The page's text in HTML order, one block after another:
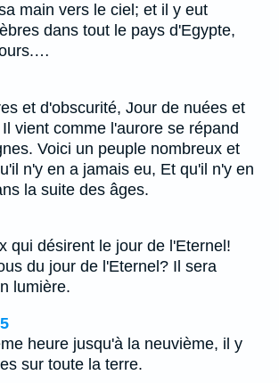
main vers le ciel; et il y eut
dans tout le pays d'Egypte,
et d'obscurité, Jour de nuées et
vient comme l'aurore se répand
Voici un peuple nombreux et
n'y en a jamais eu, Et qu'il n'y en
la suite des âges.
qui désirent le jour de l'Eternel!
du jour de l'Eternel? Il sera
lumière.
heure jusqu'à la neuvième, il y
sur toute la terre.